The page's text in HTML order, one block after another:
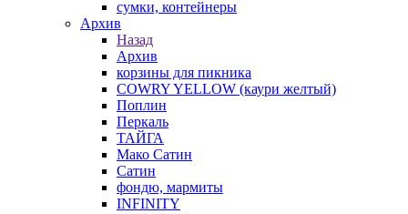
сумки, контейнеры
Архив
Назад
Архив
корзины для пикника
COWRY YELLOW (каури желтый)
Поплин
Перкаль
ТАЙГА
Мако Сатин
Сатин
фондю, мармиты
INFINITY